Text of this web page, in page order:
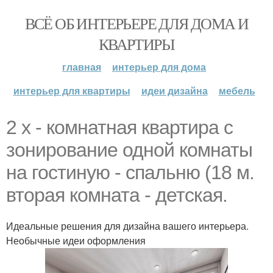
ВСЁ ОБ ИНТЕРЬЕРЕ ДЛЯ ДОМА И
КВАРТИРЫ
главная
интерьер для дома
интерьер для квартиры
идеи дизайна мебель
2 х - комнатная квартира с
зонирование одной комнаты
на гостиную - спальню (18 м.
вторая комната - детская.
Идеальные решения для дизайна вашего интерьера.
Необычные идеи оформления